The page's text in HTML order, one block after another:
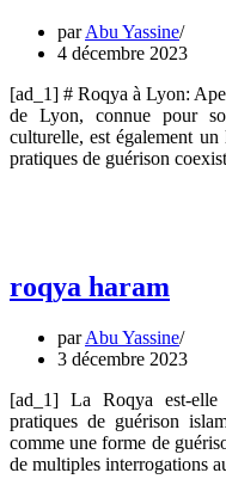
parAbu Yassine
4 décembre 2023
[ad_1] # Roqya à Lyon:
de Lyon, connue pour
culturelle, est également
pratiques de guérison
roqya haram
parAbu Yassine
3 décembre 2023
[ad_1] La Roqya est-
pratiques de guérison
comme une forme de
de multiples interrogations